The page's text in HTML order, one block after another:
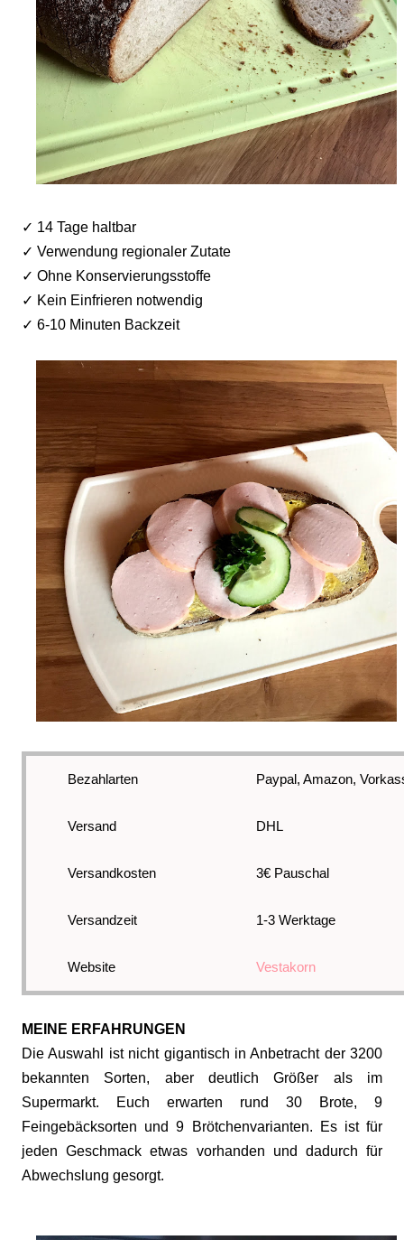
✓ 14 Tage haltbar
✓ Verwendung regionaler Zutate
✓ Ohne Konservierungsstoffe
✓ Kein Einfrieren notwendig
✓ 6-10 Minuten Backzeit
Bezahlarten Paypal, Amazon,
Versand DHL
Versandkosten 3€ Pauschal
Versandzeit 1-3 Werktage
Website Vestakorn
MEINE ERFAHRUNGEN
Die Auswahl ist nicht gigantisch in Anbetracht der 3200
bekannten Sorten, aber deutlich Größer als im
Supermarkt. Euch erwarten rund 30 Brote, 9
Feingebäcksorten und 9 Brötchenvarianten. Es ist für
jeden Geschmack etwas vorhanden und dadurch für
Abwechslung gesorgt.